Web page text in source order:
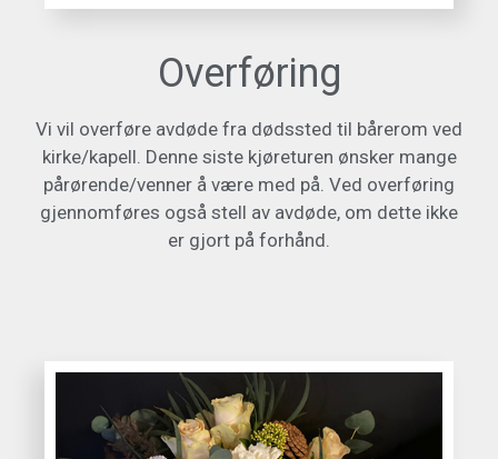
Overføring
Vi vil overføre avdøde fra dødssted til bårerom ved
kirke/kapell. Denne siste kjøreturen ønsker mange
pårørende/venner å være med på. Ved overføring
gjennomføres også stell av avdøde, om dette ikke
er gjort på forhånd.